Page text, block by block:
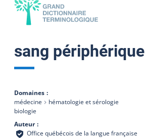
sang périphérique
Domaines
médecine
hématologie et sérologie
biologie
Auteur
Office québécois de la langue française